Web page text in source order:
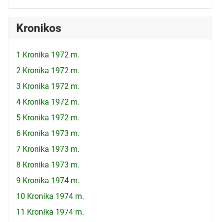
Kronikos
1 Kronika 1972 m.
2 Kronika 1972 m.
3 Kronika 1972 m.
4 Kronika 1972 m.
5 Kronika 1972 m.
6 Kronika 1973 m.
7 Kronika 1973 m.
8 Kronika 1973 m.
9 Kronika 1974 m.
10 Kronika 1974 m.
11 Kronika 1974 m.